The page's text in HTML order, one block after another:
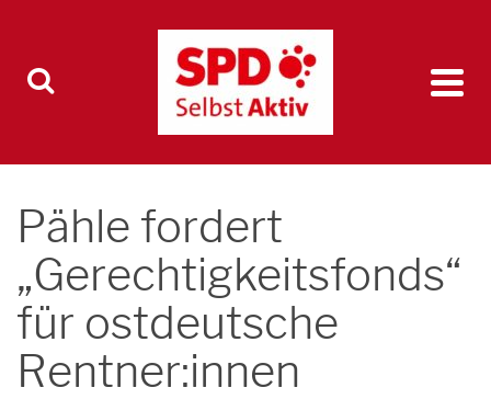
Pähle fordert
„Gerechtigkeitsfonds“
für ostdeutsche
Rentner:innen